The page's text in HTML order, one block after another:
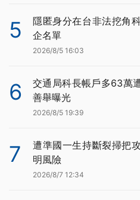
5
隱匿身分在台非法挖角
企名單
2026/8/5 16:03
6
交通局科長帳戶多63萬
善舉曝光
2026/8/5 19:39
7
遭準國一生持斷裂掃把
明風險
2026/8/7 12:34